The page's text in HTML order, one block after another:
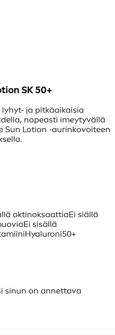
SK 50+
ja pitkäaikaisia
nopeasti imeytyvällä
Sun Lotion -aurinkovoiteen
oktinoksaattiaEi siällä
Ei sisällä
Hyaluroni50+
sinun on annettava